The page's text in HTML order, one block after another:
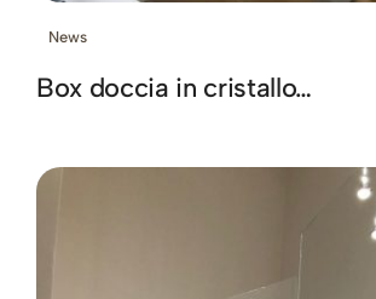
News
Box doccia in cristallo…